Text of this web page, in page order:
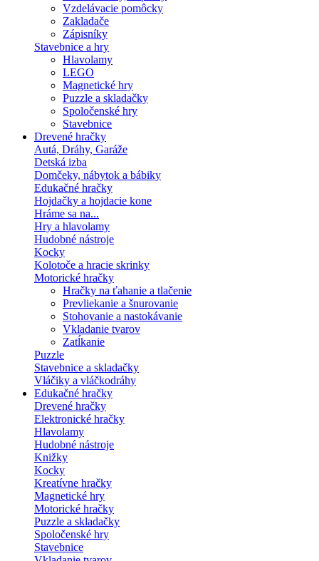
Vzdelávacie pomôcky
Zakladače
Zápisníky
Stavebnice a hry
Hlavolamy
LEGO
Magnetické hry
Puzzle a skladačky
Spoločenské hry
Stavebnice
Drevené hračky
Autá, Dráhy, Garáže
Detská izba
Domčeky, nábytok a bábiky
Edukačné hračky
Hojdačky a hojdacie kone
Hráme sa na...
Hry a hlavolamy
Hudobné nástroje
Kocky
Kolotoče a hracie skrinky
Motorické hračky
Hračky na ťahanie a tlačenie
Prevliekanie a šnurovanie
Stohovanie a nastokávanie
Vkladanie tvarov
Zatĺkanie
Puzzle
Stavebnice a skladačky
Vláčiky a vláčkodráhy
Edukačné hračky
Drevené hračky
Elektronické hračky
Hlavolamy
Hudobné nástroje
Knižky
Kocky
Kreatívne hračky
Magnetické hry
Motorické hračky
Puzzle a skladačky
Spoločenské hry
Stavebnice